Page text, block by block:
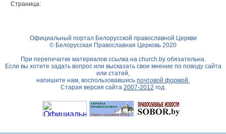
Страница:
Официальный портал Белорусской православной Церкви
© Белорусская Православная Церковь 2020
При перепечатке материалов ссылка на church.byобязательна.
Если вы хотите задать вопрос или высказать свое мнение по поводу сайта
или статей,
напишите нам, воспользовавшись почтовой формой.
Старая версия сайта 2007-2012 год.